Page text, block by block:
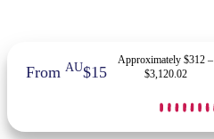
FromAU$15
Approximately $312 –
$3,120.02